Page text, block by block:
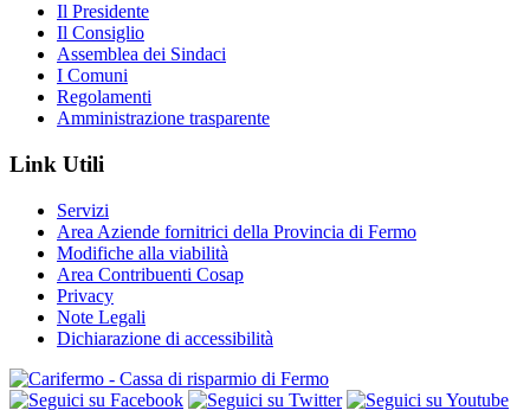
Il Presidente
Il Consiglio
Assemblea dei Sindaci
I Comuni
Regolamenti
Amministrazione trasparente
Link Utili
Servizi
Area Aziende fornitrici della Provincia di Fermo
Modifiche alla viabilità
Area Contribuenti Cosap
Privacy
Note Legali
Dichiarazione di accessibilità